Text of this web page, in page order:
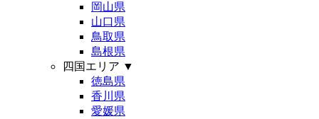
岡山県
山口県
鳥取県
島根県
四国エリア ▼
徳島県
香川県
愛媛県